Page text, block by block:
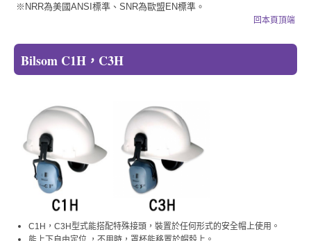
※NRR為美國ANSI標準、SNR為歐盟EN標準。
回本頁頂端
Bilsom C1H，C3H
C1H，C3H型式能搭配特殊接頭，裝置於任何形式的安全帽上使用。